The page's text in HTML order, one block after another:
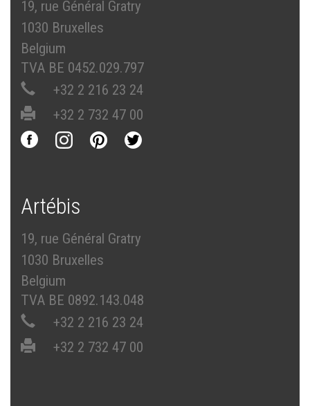
19, rue Général Gratry
1030 Bruxelles
Belgium
TVA BE 0452.029.797
+32 2 216 23 24
+32 2 732 47 00
Artébis
19, rue Général Gratry
1030 Bruxelles
Belgium
TVA BE 0892.143.048
+32 2 216 23 24
+32 2 732 47 00